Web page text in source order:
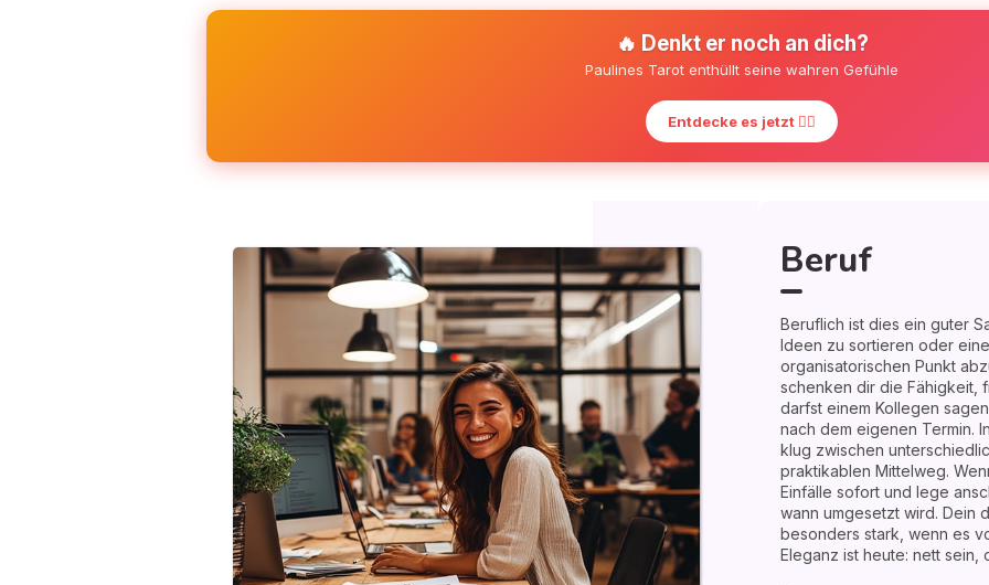
🔥 Denkt er noch an dich?
Paulines Tarot enthüllt seine wahren Gefühle
Entdecke es jetzt ❤️‍🔥
Beruf
Beruflich ist dies ein guter
Ideen zu sortieren oder
organisatorischen Punkt
schenken dir die Fähigkeit,
darfst einem Kollegen
nach dem eigenen Termin.
klug zwischen
praktikablen Mittelweg.
Einfälle sofort und lege
wann umgesetzt wird. Dein
besonders stark, wenn es
Eleganz ist heute: nett sein,